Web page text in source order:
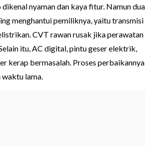
dikenal nyaman dan kaya fitur. Namun dua
menghantui pemiliknya, yaitu transmisi
CVT rawan rusak jika perawatan
itu, AC digital, pintu geser elektrik,
kerap bermasalah. Proses perbaikannya
waktu lama.